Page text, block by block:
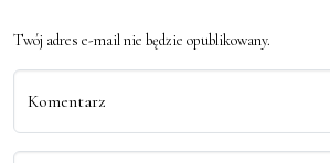
Twój adres e-mail nie będzie opublikowany.
Komentarz